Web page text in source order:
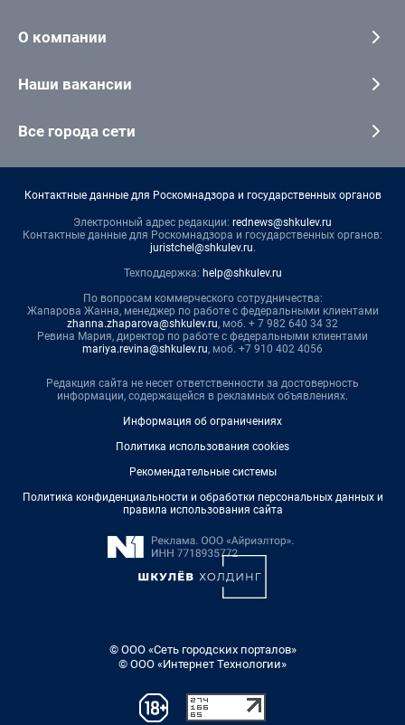
О компании
Наши вакансии
Все города сети
Контактные данные для Роскомнадзора и государственных органов
Электронный адрес редакции: rednews@shkulev.ru
Контактные данные для Роскомнадзора и государственных органов:
juristchel@shkulev.ru.
Техподдержка: help@shkulev.ru
По вопросам коммерческого сотрудничества:
Жапарова Жанна, менеджер по работе с федеральными клиентами
zhanna.zhaparova@shkulev.ru, моб. + 7 982 640 34 32
Ревина Мария, директор по работе с федеральными клиентами
mariya.revina@shkulev.ru, моб. +7 910 402 4056
Редакция сайта не несет ответственности за достоверность
информации, содержащейся в рекламных объявлениях.
Информация об ограничениях
Политика использования cookies
Рекомендательные системы
Политика конфиденциальности и обработки персональных данных и
правила использования сайта
© ООО «Сеть городских порталов»
© ООО «Интернет Технологии»